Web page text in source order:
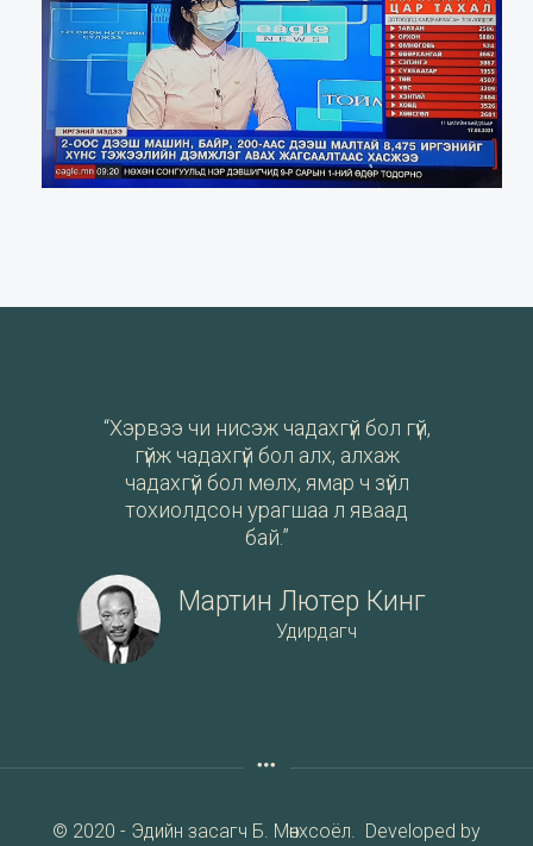
“Хэрвээ чи нисэж чадахгүй бол гүй,
гүйж чадахгүй бол алх, алхаж
чадахгүй бол мөлх, ямар ч зүйл
тохиолдсон урагшаа л яваад
бай.”
Мартин Лютер Кинг
Удирдагч
© 2020 - Эдийн засагч Б. Мөнхсоёл. Developed by